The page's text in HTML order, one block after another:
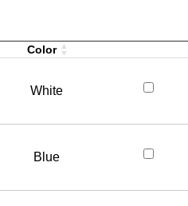
Color
White
Blue